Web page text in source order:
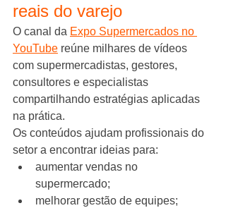
reais do varejo
O canal da Expo Supermercados no
YouTube reúne milhares de vídeos
com supermercadistas, gestores,
consultores e especialistas
compartilhando estratégias aplicadas
na prática.
Os conteúdos ajudam profissionais do
setor a encontrar ideias para:
aumentar vendas no
supermercado;
melhorar gestão de equipes;